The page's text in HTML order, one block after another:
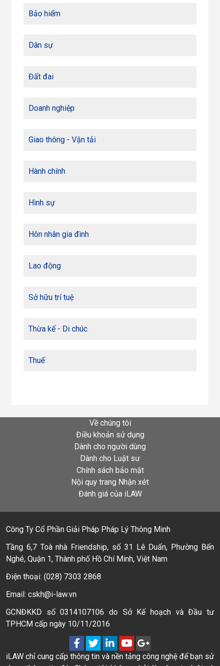
Bảo hiểm
Dân sự
Đất đai
Doanh nghiệp
Giao thông - Vận tải
Hành chính
Hình sự
Hôn nhân gia đình
Lao động
Sở hữu trí tuệ
Thừa kế - Di chúc
Thuế
Về chúng tôi
Điều khoản sử dụng
Dành cho người dùng
Dành cho Luật sư
Chính sách bảo mật
Nội quy trang Nhận xét
Đánh giá của iLAW
Công Ty Cổ Phần Giải Pháp Pháp Lý Thông Minh
Tầng 6,7 Toà nhà Friendship, số 31 Lê Duẩn, Phường Bến
Nghé, Quận 1, Thành phố Hồ Chí Minh, Việt Nam
Điện thoại: (028) 7303 2868
Email: cskh@i-law.vn
GCNĐKKD số 0314107106 do Sở Kế hoạch và Đầu tư
TPHCM cấp ngày 10/11/2016
iLAW chỉ cung cấp thông tin và nền tảng công nghệ để bạn sử